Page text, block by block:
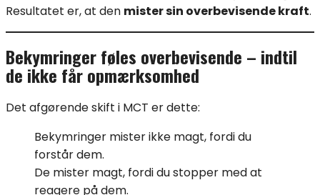
Resultatet er, at den mister sin overbevisende kraft.
Bekymringer føles overbevisende – indtil
de ikke får opmærksomhed
Det afgørende skift i MCT er dette:
Bekymringer mister ikke magt, fordi du
forstår dem.
De mister magt, fordi du stopper med at
reagere på dem.